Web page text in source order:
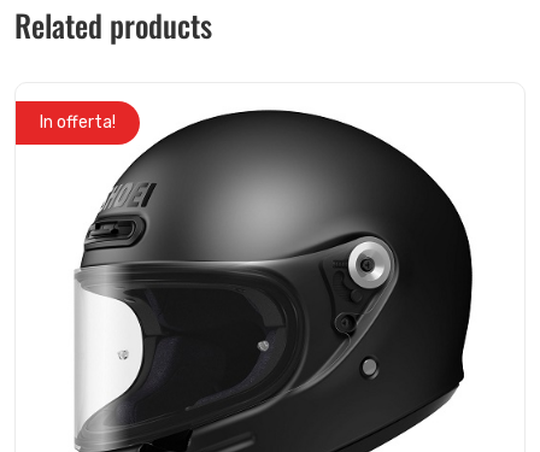
Related products
In offerta!